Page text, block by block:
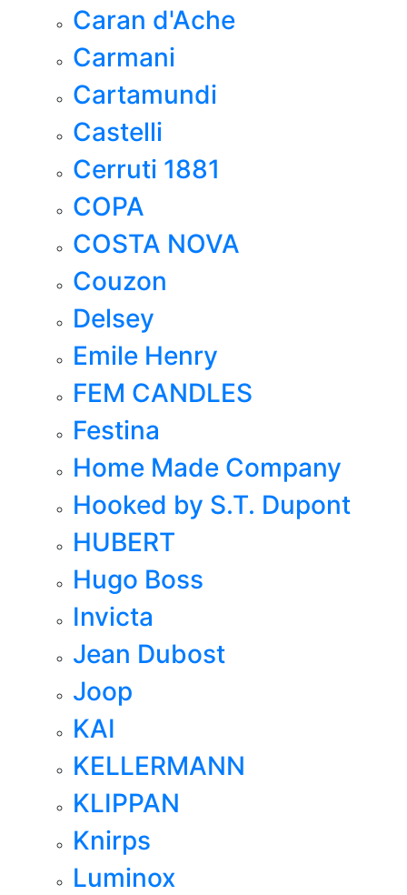
Caran d'Ache
Carmani
Cartamundi
Castelli
Cerruti 1881
COPA
COSTA NOVA
Couzon
Delsey
Emile Henry
FEM CANDLES
Festina
Home Made Company
Hooked by S.T. Dupont
HUBERT
Hugo Boss
Invicta
Jean Dubost
Joop
KAI
KELLERMANN
KLIPPAN
Knirps
Luminox